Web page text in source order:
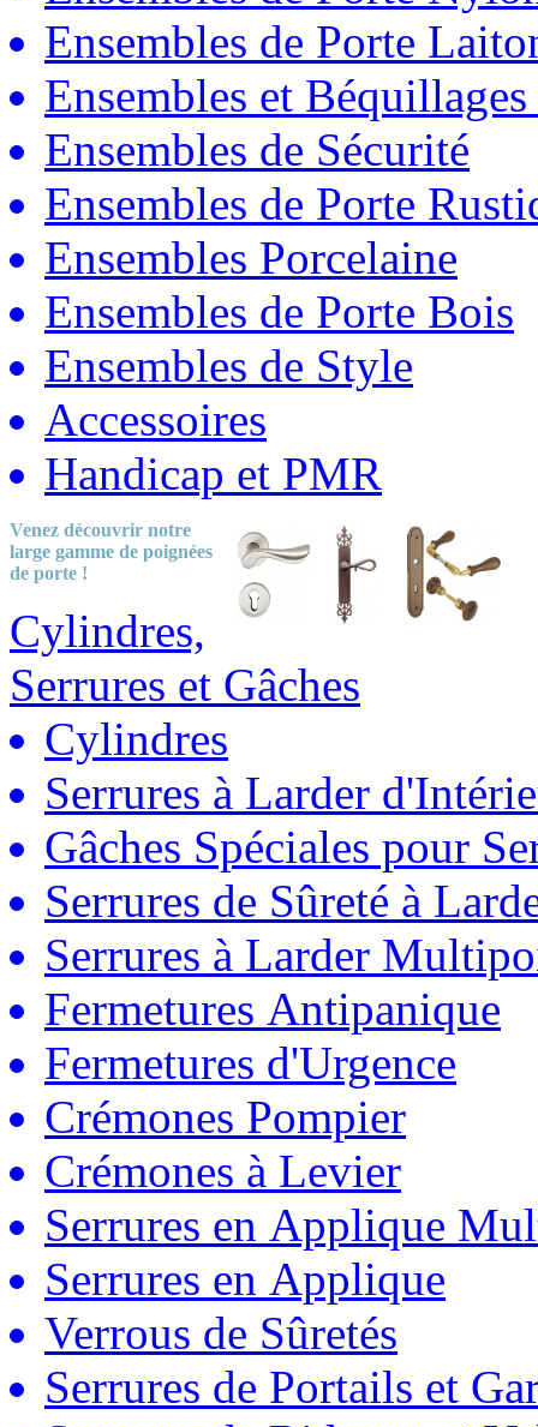
Ensembles de Porte
Ensembles et
Ensembles de Sécurité
Ensembles de Porte
Ensembles Porcelaine
Ensembles de Porte Bois
Ensembles de Style
Accessoires
Handicap et PMR
Venez découvrir notre
large gamme de poignées
de porte !
Cylindres,
Serrures et Gâches
Cylindres
Serrures à Larder
Gâches Spéciales pour
Serrures de Sûreté à
Serrures à Larder
Fermetures Antipanique
Fermetures d'Urgence
Crémones Pompier
Crémones à Levier
Serrures en Applique
Serrures en Applique
Verrous de Sûretés
Serrures de Portails et